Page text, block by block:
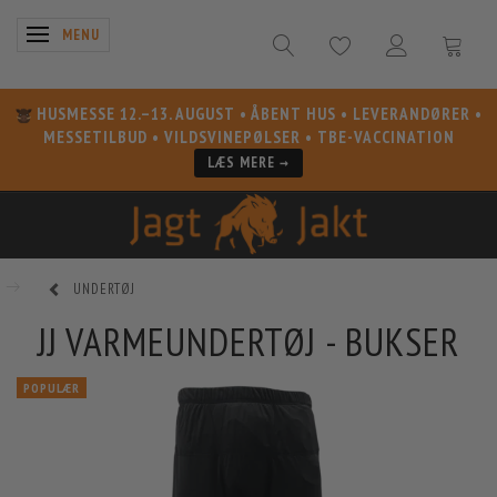
SKIFTE NAVIGATION
MENU
HUSMESSE 12.–13. AUGUST • ÅBENT HUS • LEVERANDØRER •
MESSETILBUD • VILDSVINEPØLSER • TBE-VACCINATION
LÆS MERE →
UNDERTØJ
JJ VARMEUNDERTØJ - BUKSER
POPULÆR